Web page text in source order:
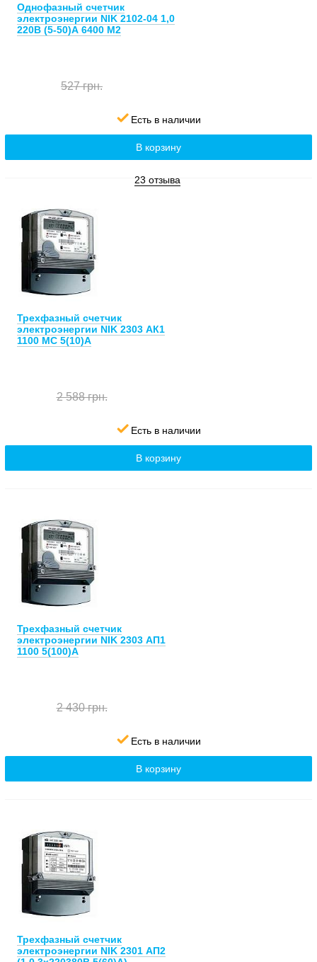
23 отзыва
Однофазный счетчик
электроэнергии NIK 2102-04 1,0
220В (5-50)А 6400 М2
527 грн.
Есть в наличии
В корзину
Трехфазный счетчик
электроэнергии NIK 2303 АК1
1100 MC 5(10)А
2 588 грн.
Есть в наличии
В корзину
Трехфазный счетчик
электроэнергии NIK 2303 АП1
1100 5(100)А
2 430 грн.
Есть в наличии
В корзину
Трехфазный счетчик
электроэнергии NIK 2301 АП2